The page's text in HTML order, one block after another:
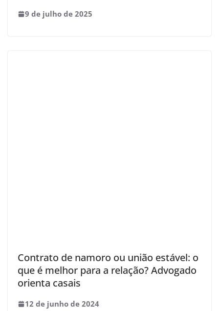
9 de julho de 2025
Contrato de namoro ou união estável: o
que é melhor para a relação? Advogado
orienta casais
12 de junho de 2024